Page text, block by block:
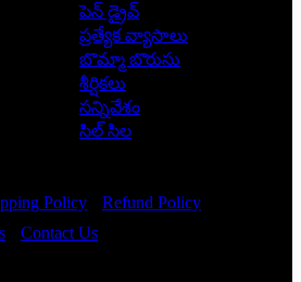
పెన్ డ్రైవ్
ప్రత్యేక వ్యాసాలు
బొమ్మా బొరుసు
శీర్షికలు
సన్నివేశం
సిల్ సిల
Policy
Refund Policy
Contact Us